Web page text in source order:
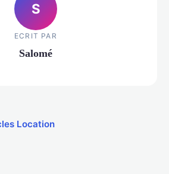
S
ECRIT PAR
Salomé
Location